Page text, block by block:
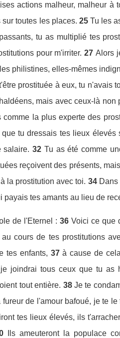
actions malheur, malheur à
toutes les places. 25 Tu les
tu as multiplié tes
pour m'irriter. 27 Alors
philistines, elles-mêmes
prostituée à eux, tu n'avais
mais avec ceux-là non
la plus experte des
tu dressais tes lieux
salaire. 32 Tu as été comme
reçoivent des présents,
la prostitution avec toi. 34 Dans
tes amants au lieu de
de l'Eternel : 36 Voici ce que
cours de tes prostitutions
tes enfants, 37 à cause de
joindrai tous ceux que tu
tout entière. 38 Je te
de l'amour bafoué, je te
tes lieux élevés, ils
Ils ameuteront la populace